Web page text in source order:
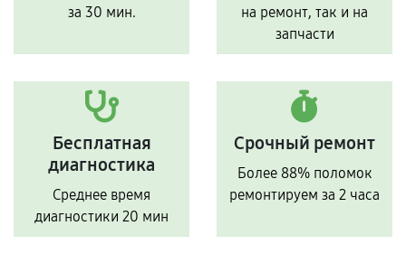
за 30 мин.
на ремонт, так и на
запчасти
Бесплатная
диагностика
Среднее время
диагностики 20 мин
Срочный ремонт
Более 88% поломок
ремонтируем за 2 часа